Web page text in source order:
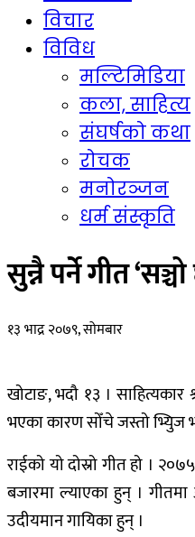
विचार
विविध
मल्टिमिडिया
कला, साहित्य
संघर्षको कथा
रोचक
मनोरञ्जन
धर्म संस्कृति
सुन्नै पर्ने गीत
१३ भाद्र २०७९, सोमबार
खोटाङ, भदौ १३ । साहित्यकार
भएका कारण सोँचे जस्तो भ्यिुज
राईको यो दोस्रो गीत हो ।
बजारमा ल्याएका हुन् ।
उदीयमान गायिका हुन् ।